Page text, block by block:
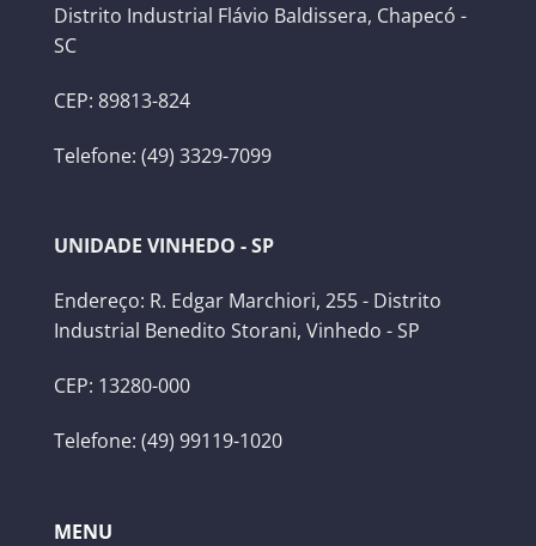
Distrito Industrial Flávio Baldissera, Chapecó -
SC
CEP: 89813-824
Telefone: (49) 3329-7099
UNIDADE VINHEDO - SP
Endereço: R. Edgar Marchiori, 255 - Distrito
Industrial Benedito Storani, Vinhedo - SP
CEP: 13280-000
Telefone: (49) 99119-1020
MENU